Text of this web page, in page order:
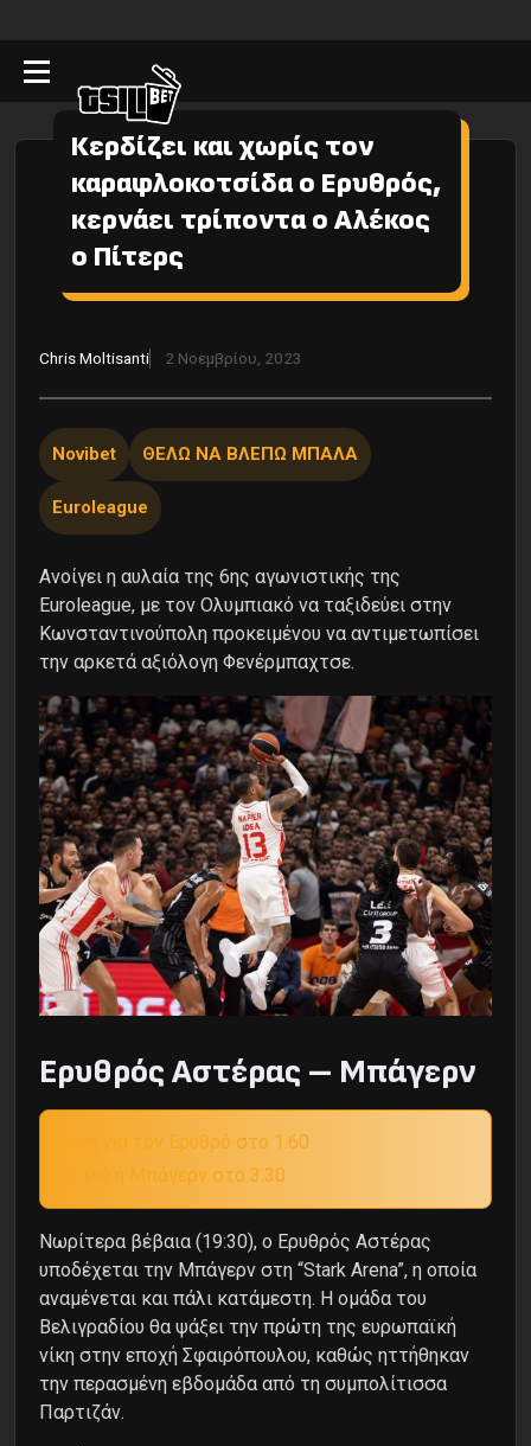
Κερδίζει και χωρίς τον
καραφλοκοτσίδα ο Ερυθρός,
κερνάει τρίποντα ο Αλέκος
ο Πίτερς
Chris Moltisanti 2 Νοεμβρίου, 2023
Novibet ΘΕΛΩ ΝΑ ΒΛΕΠΩ ΜΠΑΛΑ
Euroleague
Ανοίγει η αυλαία της 6ης αγωνιστικής της
Euroleague, με τον Ολυμπιακό να ταξιδεύει στην
Κωνσταντινούπολη προκειμένου να αντιμετωπίσει
την αρκετά αξιόλογη Φενέρμπαχτσε.
Ερυθρός Αστέρας – Μπάγερν
Νίκη για τον Ερυθρό στο 1.60
Διπλό η Μπάγερν στο 3.30
Νωρίτερα βέβαια (19:30), ο Ερυθρός Αστέρας
υποδέχεται την Μπάγερν στη “Stark Arena”, η οποία
αναμένεται και πάλι κατάμεστη. Η ομάδα του
Βελιγραδίου θα ψάξει την πρώτη της ευρωπαϊκή
νίκη στην εποχή Σφαιρόπουλου, καθώς ηττήθηκαν
την περασμένη εβδομάδα από τη συμπολίτισσα
Παρτιζάν.